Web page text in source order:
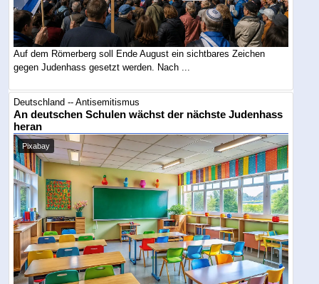
Auf dem Römerberg soll Ende August ein sichtbares Zeichen
gegen Judenhass gesetzt werden. Nach ...
Deutschland -- Antisemitismus
An deutschen Schulen wächst der nächste Judenhass
heran
Pixabay